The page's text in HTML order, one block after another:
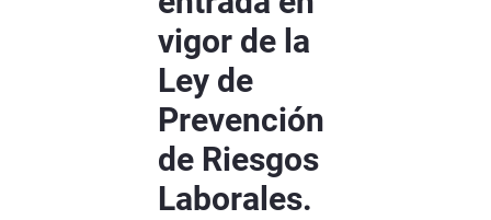
vigor de la
Ley de
Prevención
de Riesgos
Laborales.